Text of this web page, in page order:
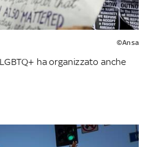
©Ansa
ha organizzato anche